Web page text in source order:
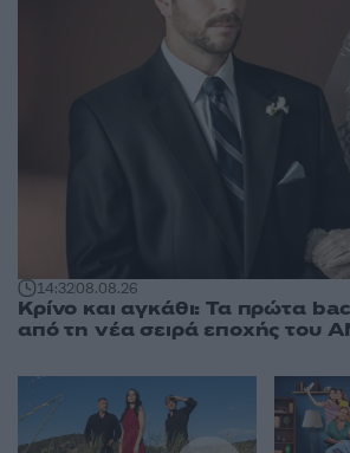
14:3208.08.26
Κρίνο και αγκάθι: Τα πρώτα
από τη νέα σειρά εποχής του